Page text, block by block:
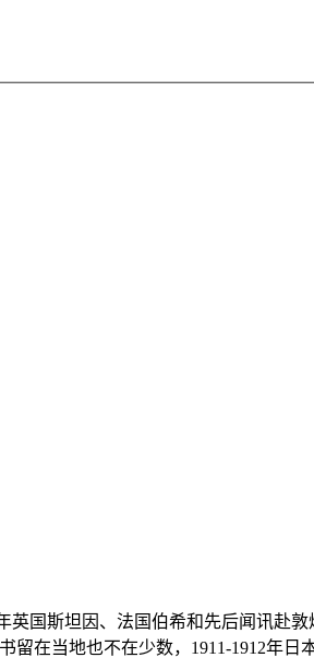
英国斯坦因、法国伯希和先后闻讯赴
在当地也不在少数，1911-1912年日